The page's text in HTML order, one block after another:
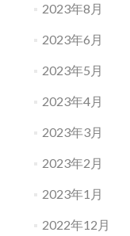
2023年8月
2023年6月
2023年5月
2023年4月
2023年3月
2023年2月
2023年1月
2022年12月